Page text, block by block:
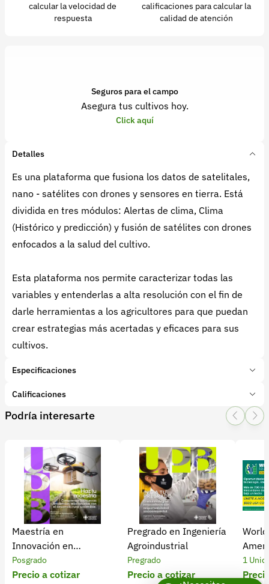
calcular la velocidad de
respuesta
calificaciones para calcular la
calidad de atención
Seguros para el campo
Asegura tus cultivos hoy.
Click aquí
Detalles
Es una plataforma que fusiona los datos de satelitales,
nano - satélites con drones y sensores en tierra. Está
dividida en tres módulos: Alertas de clima, Clima
(Histórico y predicción) y fusión de satélites con drones
enfocados a la salud del cultivo.
Esta plataforma nos permite caracterizar todas las
variables y entenderlas a alta resolución con el fin de
darle herramientas a los agricultores para que puedan
crear estrategias más acertadas y eficaces para sus
cultivos.
Especificaciones
Marca:
DataRock Ingeniería sas
Tipo de producto:Insumo
Subcategoría:
Agricultura de precisión
Calificaciones
1 Star
2 Star
3 Star4 Star
0 calificaciones
5 Estrellas
4 Estrellas
0 %
3 Estrellas
2 Estrellas
1 Estrellas
Podría interesarte
Maestría en
Innovación en
Agronegocios
Posgrado
Precio a cotizar
Pregrado en Ingeniería
Agroindustrial
Pregrado
Precio a cotizar
1